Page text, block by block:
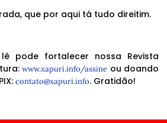
que por aqui tá tudo direitim.
pode fortalecer nossa Revista
www.xapuri.info/assine ou doando
contato@xapuri.info. Gratidão!